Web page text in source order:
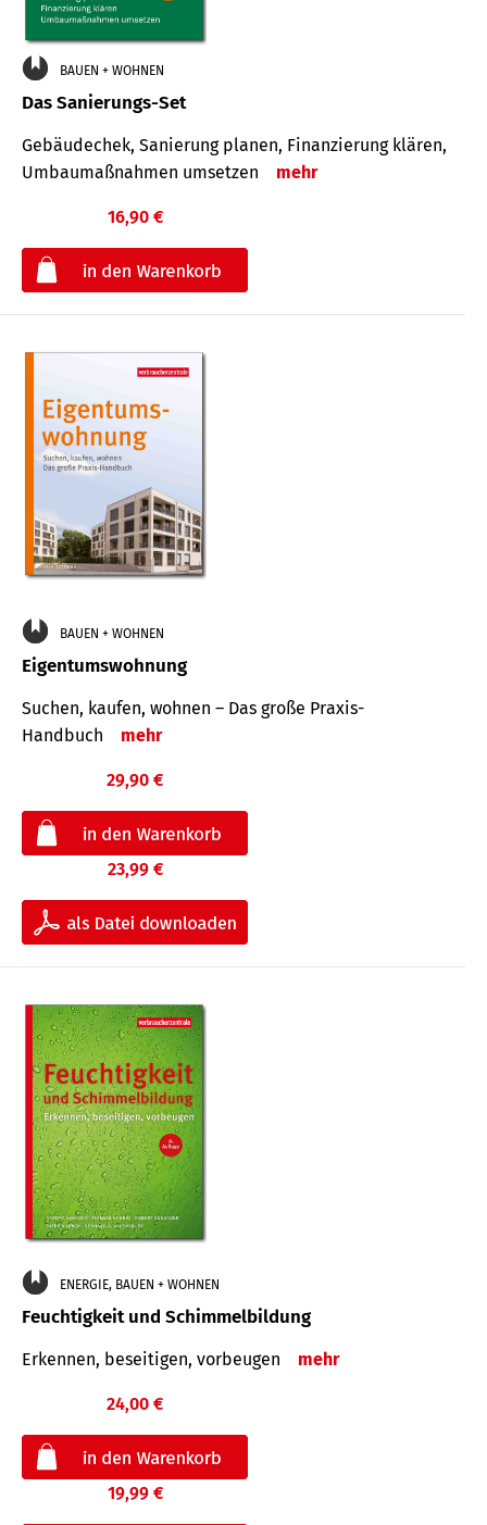
BAUEN + WOHNEN
Das Sanierungs-Set
Gebäudechek, Sanierung planen, Finanzierung klären,
Umbaumaßnahmen umsetzen
mehr
16,90 €
BAUEN + WOHNEN
Eigentumswohnung
Suchen, kaufen, wohnen – Das große Praxis-
Handbuch
mehr
29,90 €
23,99 €
ENERGIE, BAUEN + WOHNEN
Feuchtigkeit und Schimmelbildung
Erkennen, beseitigen, vorbeugen mehr
24,00 €
19,99 €